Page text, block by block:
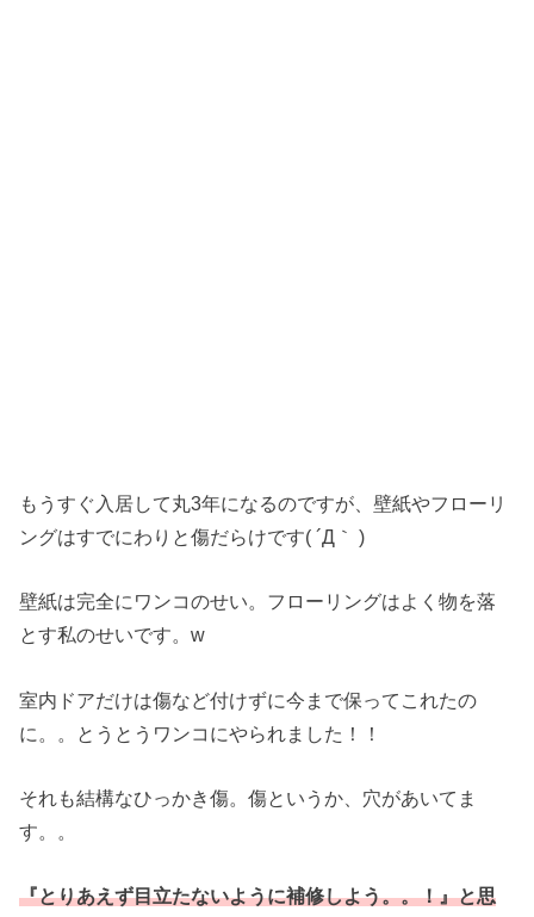
もうすぐ入居して丸3年になるのですが、壁紙やフローリ
ングはすでにわりと傷だらけです( ´Д｀ )
壁紙は完全にワンコのせい。フローリングはよく物を落
とす私のせいです。w
室内ドアだけは傷など付けずに今まで保ってこれたの
に。。とうとうワンコにやられました！！
それも結構なひっかき傷。傷というか、穴があいてま
す。。
『とりあえず目立たないように補修しよう。。！』と思